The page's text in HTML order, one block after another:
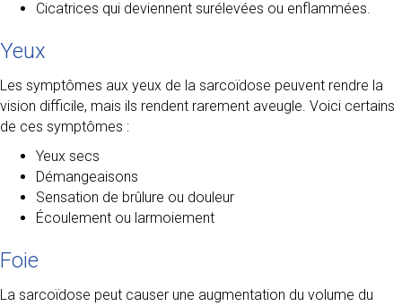
Cicatrices qui deviennent surélevées ou enflammées.
Yeux
Les symptômes aux yeux de la sarcoïdose peuvent rendre la
vision difficile, mais ils rendent rarement aveugle. Voici certains
de ces symptômes :
Yeux secs
Démangeaisons
Sensation de brûlure ou douleur
Écoulement ou larmoiement
Foie
La sarcoïdose peut causer une augmentation du volume du